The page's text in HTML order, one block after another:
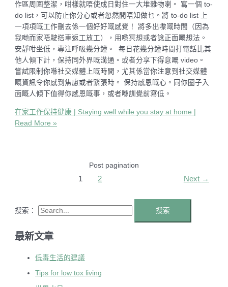
作區周圍整潔，咁樣就唔使成日對住一大堆雜物喇。 寫一個 to-
do list，可以防止你分心或者忽然間唔知做乜。將 to-do list 上
一項項嘅工作刪去係一個好好嘅感覺！ 將多出嚟嘅時間（因為
我哋而家唔駛搭車返工放工），用嚟冥想或者諗正面嘅想法。
安靜咁坐低，專注呼吸幾分鐘。 每日花幾分鐘時間打電話比其
他人傾下計，保持同外界嘅溝通。或者分享下得意嘅 video。
嘗試限制你喺社交媒體上嘅時間，尤其係當你注意到社交媒體
嘅資訊令你感到焦慮或者緊張時。 保持感恩嘅心。同你圈子入
面嘅人傾下值得你感恩嘅事，或者喺訓覺前寫低。
在家工作保持健康 | Staying well while you stay at home |
Read More »
Post pagination
1 2 Next →
搜索：
最新文章
低毒生活的建議
Tips for low tox living